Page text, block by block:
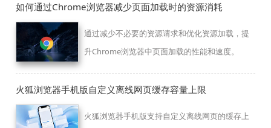
如何通过Chrome浏览器减少页面加载时的资源消耗
通过减少不必要的资源请求和优化资源加载，提
升Chrome浏览器中页面加载的性能和速度。
火狐浏览器手机版自定义离线网页缓存容量上限
火狐浏览器手机版支持自定义离线网页的缓存上